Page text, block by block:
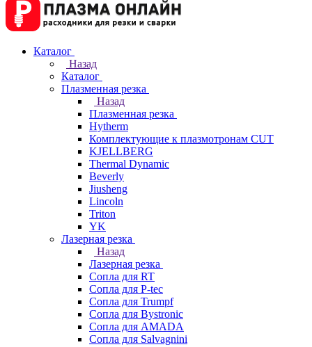
Каталог
Назад
Каталог
Плазменная резка
Назад
Плазменная резка
Hytherm
Комплектующие к плазмотронам CUT
KJELLBERG
Thermal Dynamic
Beverly
Jiusheng
Lincoln
Triton
YK
Лазерная резка
Назад
Лазерная резка
Сопла для RT
Сопла для P-tec
Сопла для Trumpf
Сопла для Bystronic
Сопла для AMADA
Сопла для Salvagnini